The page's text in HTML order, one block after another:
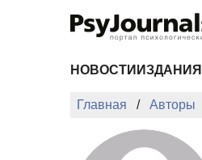
НОВОСТИ ИЗДАНИЯ
Главная Авторы